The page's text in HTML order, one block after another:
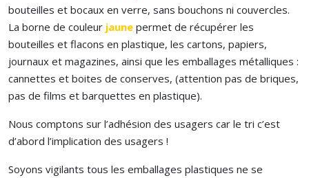
bouteilles et bocaux en verre, sans bouchons ni couvercles.
La borne de couleur jaune permet de récupérer les
bouteilles et flacons en plastique, les cartons, papiers,
journaux et magazines, ainsi que les emballages métalliques :
cannettes et boites de conserves, (attention pas de briques,
pas de films et barquettes en plastique).
Nous comptons sur l’adhésion des usagers car le tri c’est
d’abord l’implication des usagers !
Soyons vigilants tous les emballages plastiques ne se